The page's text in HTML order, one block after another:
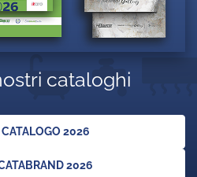
cataloghi
2026
2026